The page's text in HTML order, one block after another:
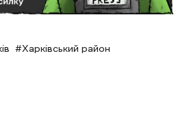
Харківський район